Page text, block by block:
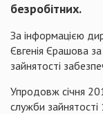
безробітних.
За інформацією
Євгенія Єрашова
зайнятості
Упродовж січня
служби